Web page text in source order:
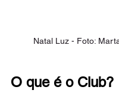
Natal Luz - Foto:
O que é o Club?